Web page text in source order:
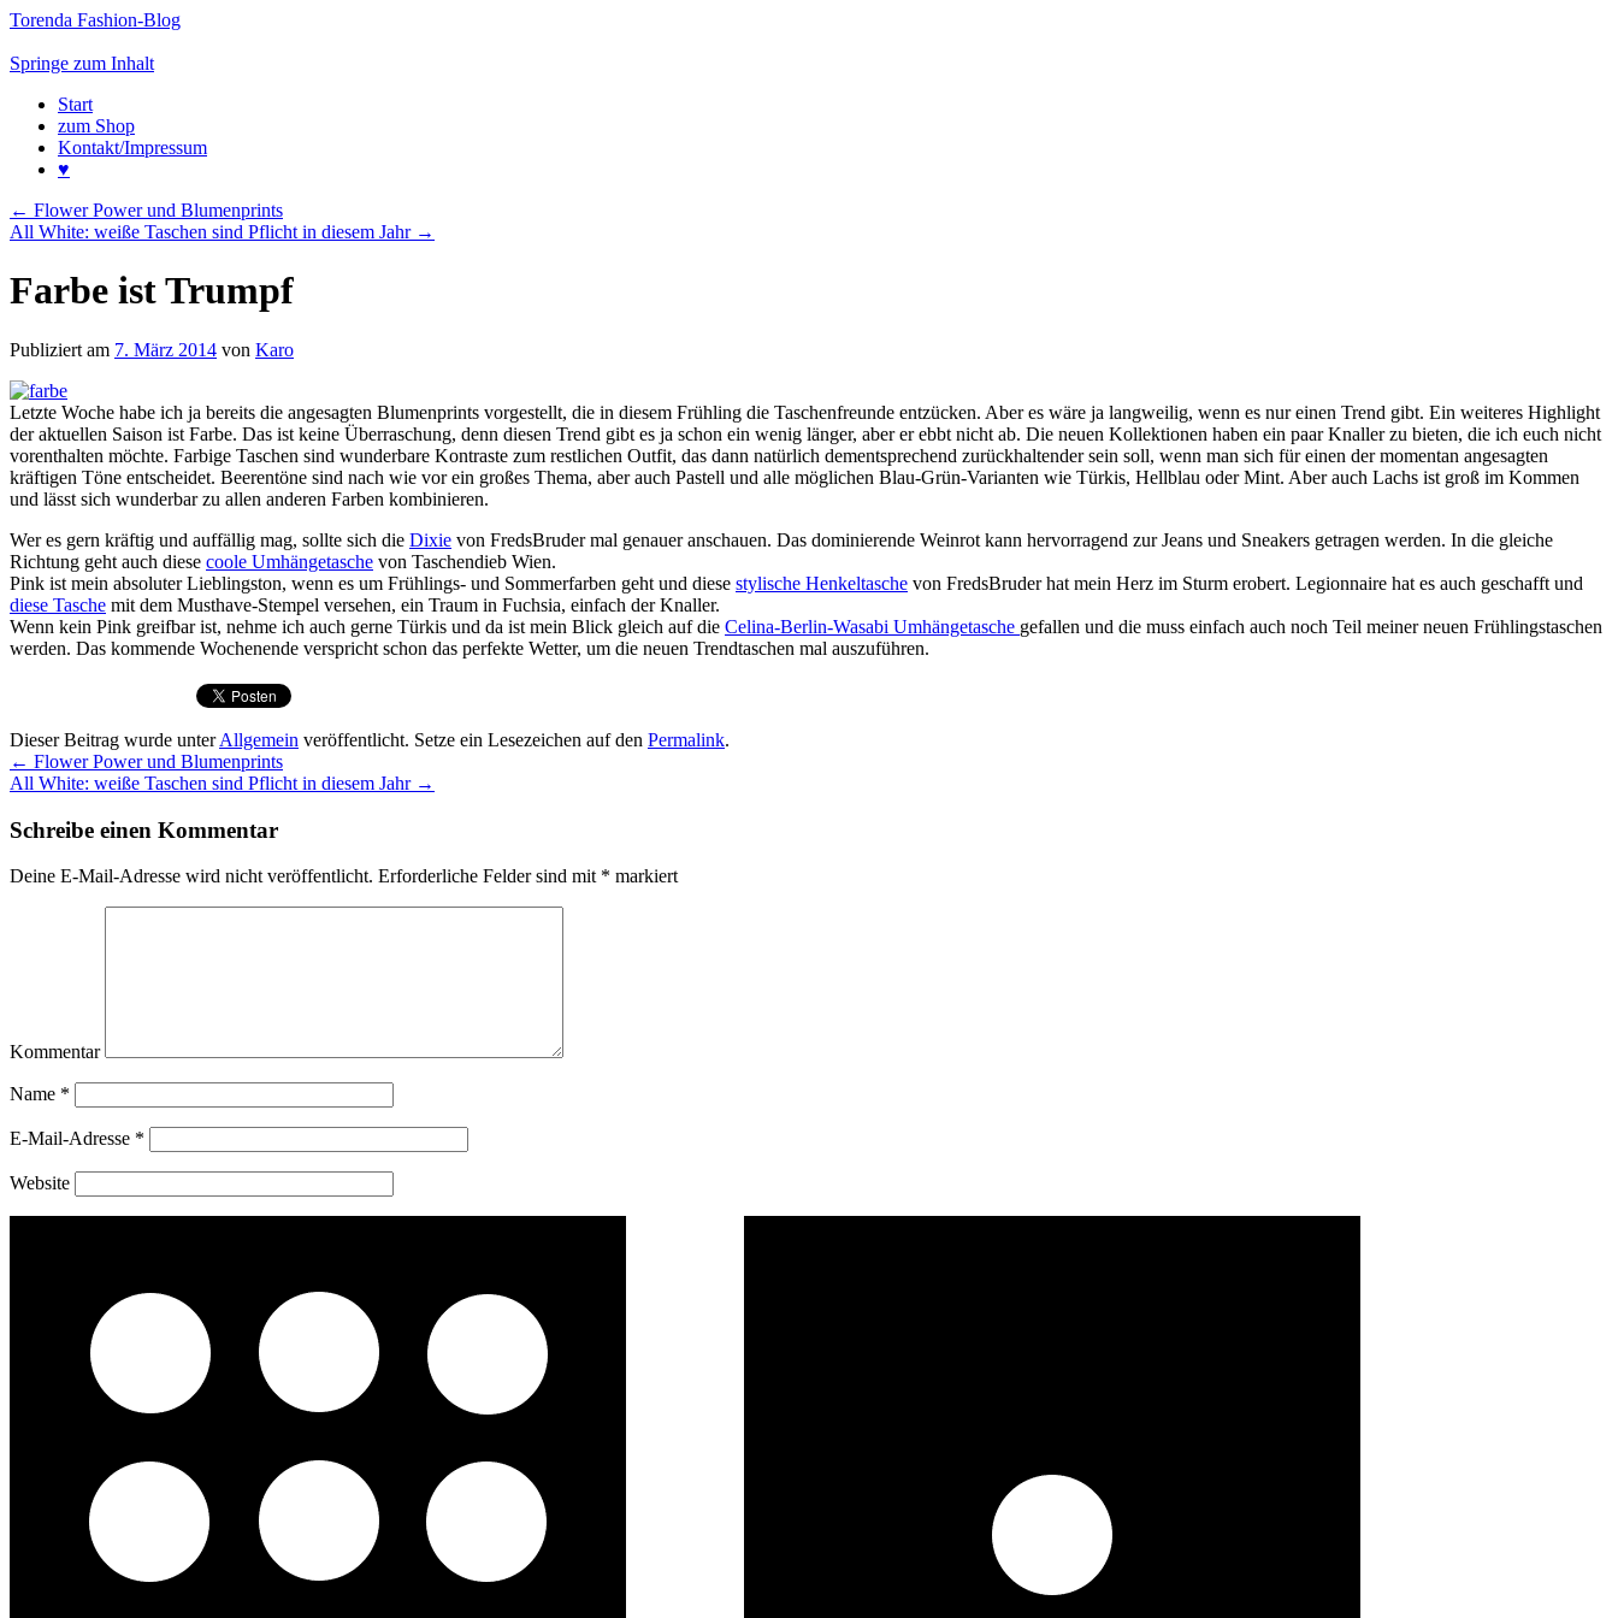
Torenda Fashion-Blog
Springe zum Inhalt
Start
zum Shop
Kontakt/Impressum
♥
← Flower Power und Blumenprints
All White: weiße Taschen sind Pflicht in diesem Jahr →
Farbe ist Trumpf
Publiziert am 7. März 2014 von Karo
Letzte Woche habe ich ja bereits die angesagten Blumenprints vorgestellt, die in diesem Frühling die Taschenfreunde entzücken. Aber es wäre ja langweilig, wenn es nur einen Trend gibt. Ein weiteres Highlight
der aktuellen Saison ist Farbe. Das ist keine Überraschung, denn diesen Trend gibt es ja schon ein wenig länger, aber er ebbt nicht ab. Die neuen Kollektionen haben ein paar Knaller zu bieten, die ich euch nicht
vorenthalten möchte. Farbige Taschen sind wunderbare Kontraste zum restlichen Outfit, das dann natürlich dementsprechend zurückhaltender sein soll, wenn man sich für einen der momentan angesagten
kräftigen Töne entscheidet. Beerentöne sind nach wie vor ein großes Thema, aber auch Pastell und alle möglichen Blau-Grün-Varianten wie Türkis, Hellblau oder Mint. Aber auch Lachs ist groß im Kommen
und lässt sich wunderbar zu allen anderen Farben kombinieren.
Wer es gern kräftig und auffällig mag, sollte sich die Dixie von FredsBruder mal genauer anschauen. Das dominierende Weinrot kann hervorragend zur Jeans und Sneakers getragen werden. In die gleiche
Richtung geht auch diese coole Umhängetasche von Taschendieb Wien.
Pink ist mein absoluter Lieblingston, wenn es um Frühlings- und Sommerfarben geht und diese stylische Henkeltasche von FredsBruder hat mein Herz im Sturm erobert. Legionnaire hat es auch geschafft und
diese Tasche mit dem Musthave-Stempel versehen, ein Traum in Fuchsia, einfach der Knaller.
Wenn kein Pink greifbar ist, nehme ich auch gerne Türkis und da ist mein Blick gleich auf die Celina-Berlin-Wasabi Umhängetasche gefallen und die muss einfach auch noch Teil meiner neuen Frühlingstaschen
werden. Das kommende Wochenende verspricht schon das perfekte Wetter, um die neuen Trendtaschen mal auszuführen.
Dieser Beitrag wurde unterAllgemein veröffentlicht. Setze ein Lesezeichen auf den Permalink.
← Flower Power und Blumenprints
All White: weiße Taschen sind Pflicht in diesem Jahr →
Schreibe einen Kommentar
Deine E-Mail-Adresse wird nicht veröffentlicht. Erforderliche Felder sind mit * markiert
Kommentar
Name *
E-Mail-Adresse *
Website